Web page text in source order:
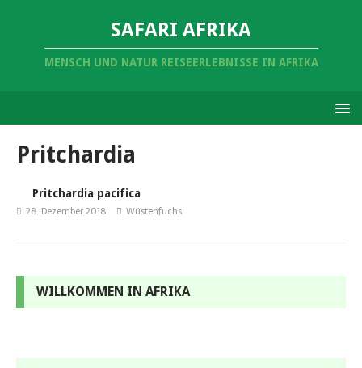
SAFARI AFRIKA
MENSCH UND NATUR REISEERLEBNISSE IN AFRIKA
Pritchardia
Pritchardia pacifica
28. Dezember 2018 Wüstenfuchs
WILLKOMMEN IN AFRIKA